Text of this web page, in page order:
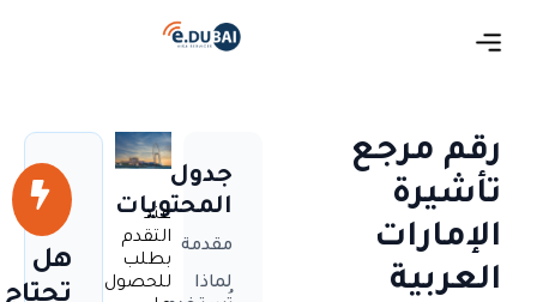
رقم مرجع
تأشيرة
الإمارات
العربية
جدول
المحتويات
مقدمة
لماذا
عند
التقدم
بطلب
للحصول
هل